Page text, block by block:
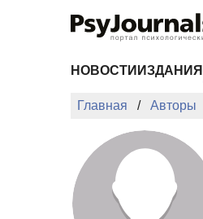
НОВОСТИ ИЗДАНИЯ
Главная Авторы